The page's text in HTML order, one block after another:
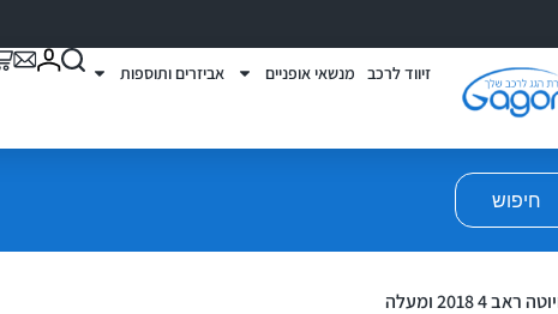
זיווד לרכב מנשאי אופניים אביזרים ותוספות
חיפוש